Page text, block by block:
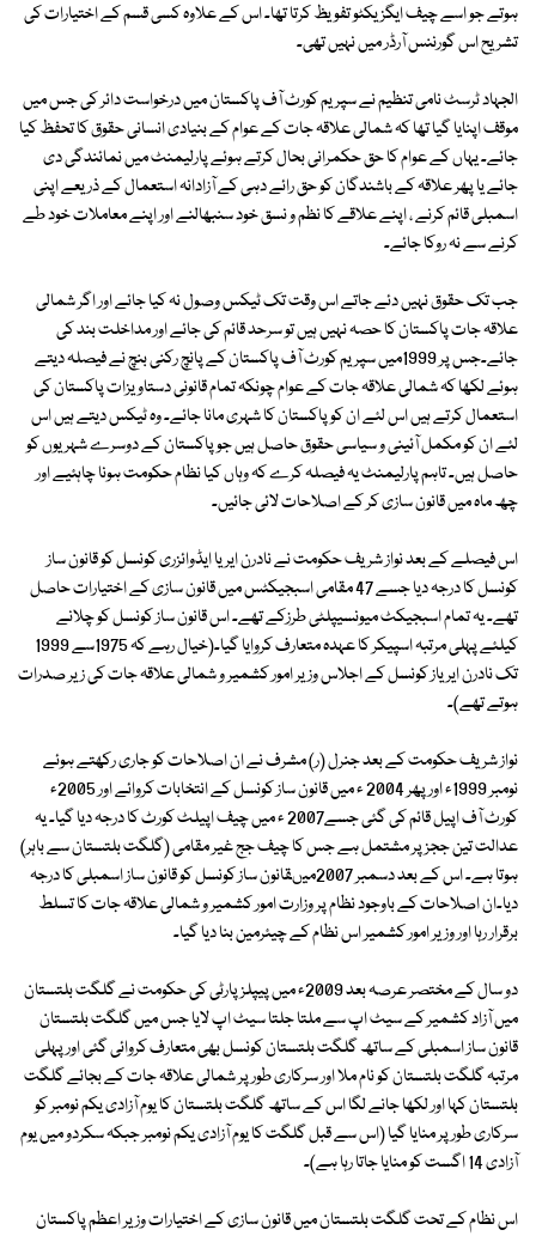
ہوتے جو اسے چیف ایگزیکٹو تفویظ کرتا تھا۔ اس کے علاوہ کسی قسم کے اختیارات کی
تشریح اس گورننس آرڈر میں نہیں تھی۔
الجہاد ٹرسٹ نامی تنظیم نے سپریم کورٹ آف پاکستان میں درخواست دائر کی جس میں
موقف اپنایا گیا تھا کہ شمالی علاقہ جات کے عوام کے بنیادی انسانی حقوق کا تحفظ کیا
جائے۔ یہاں کے عوام کا حق حکمرانی بحال کرتے ہوئے پارلیمنٹ میں نمائندگی دی
جائے یا پھر علاقہ کے باشندگان کو حق رائے دہی کے آزادانہ استعمال کے ذریعے اپنی
اسمبلی قائم کرنے ، اپنے علاقے کا نظم و نسق خود سنبھالنے اور اپنے معاملات خود طے
کرنے سے نہ روکا جائے۔
جب تک حقوق نہیں دئے جاتے اس وقت تک ٹیکس وصول نہ کیا جائے اور اگر شمالی
علاقہ جات پاکستان کا حصہ نہیں ہیں تو سرحد قائم کی جائے اور مداخلت بند کی
جائے۔جس پر 1999میں سپریم کورٹ آف پاکستان کے پانچ رکنی بنچ نے فیصلہ دیتے
ہوئے لکھا کہ شمالی علاقہ جات کے عوام چونکہ تمام قانونی دستاویزات پاکستان کی
استعمال کرتے ہیں اس لئے ان کو پاکستان کا شہری مانا جائے۔ وہ ٹیکس دیتے ہیں اس
لئے ان کو مکمل آئینی و سیاسی حقوق حاصل ہیں جو پاکستان کے دوسرے شہریوں کو
حاصل ہیں۔ تاہم پارلیمنٹ یہ فیصلہ کرے کہ وہاں کیا نظام حکومت ہونا چاہئیے اور
چھ ماہ میں قانون سازی کر کے اصلاحات لائی جائیں۔
اس فیصلے کے بعد نواز شریف حکومت نے نادرن ایریا ایڈوائزری کونسل کو قانون ساز
کونسل کا درجہ دیا جسے 47 مقامی اسبجیکٹس میں قانون سازی کے اختیارات حاصل
تھے۔ یہ تمام اسبجیکٹ میونسیپلٹی طرزکے تھے۔ اس قانون ساز کونسل کو چلانے
کیلئے پہلی مرتبہ اسپیکر کا عہدہ متعارف کروایا گیا۔(خیال رہے کہ 1975سے 1999
تک نادرن ایریاز کونسل کے اجلاس وزیر امور کشمیر و شمالی علاقہ جات کی زیر صدرات
ہوتے تھے)۔
نواز شریف حکومت کے بعد جنرل (ر) مشرف نے ان اصلاحات کو جاری رکھتے ہوئے
نومبر 1999ء اور پھر 2004 ء میں قانون ساز کونسل کے انتخابات کروائے اور 2005ء
کورٹ آف اپیل قائم کی گئی جسے2007 ء میں چیف اپیلٹ کورٹ کا درجہ دیا گیا۔ یہ
عدالت تین ججز پر مشتمل ہے جس کا چیف جج غیر مقامی (گلگت بلتستان سے باہر)
ہوتا ہے۔ اس کے بعد دسمبر 2007میںقانون ساز کونسل کو قانون ساز اسمبلی کا درجہ
دیا۔ان اصلاحات کے باوجود نظام پر وزارت امور کشمیر و شمالی علاقہ جات کا تسلط
برقرار رہا اور وزیر امور کشمیر اس نظام کے چیئرمین بنا دیا گیا۔
دو سال کے مختصر عرصہ بعد 2009ء میں پیپلز پارٹی کی حکومت نے گلگت بلتستان
میں آزاد کشمیر کے سیٹ اپ سے ملتا جلتا سیٹ اپ لایا جس میں گلگت بلتستان
قانون ساز اسمبلی کے ساتھ گلگت بلتستان کونسل بھی متعارف کروائی گئی اور پہلی
مرتبہ گلگت بلتستان کو نام ملا اور سرکاری طور پر شمالی علاقہ جات کے بجائے گلگت
بلتستان کہا اور لکھا جانے لگا اس کے ساتھ گلگت بلتستان کا یوم آزادی یکم نومبر کو
سرکاری طور پر منایا گیا (اس سے قبل گلگت کا یوم آزادی یکم نومبر جبکہ سکردو میں یوم
آزادی 14 اگست کو منایا جاتا رہا ہے)۔
اس نظام کے تحت گلگت بلتستان میں قانون سازی کے اختیارات وزیر اعظم پاکستان